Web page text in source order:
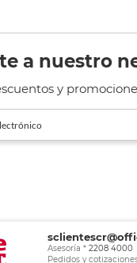
a nuestro
y
Asesoría *2208 4000
Pedidos y